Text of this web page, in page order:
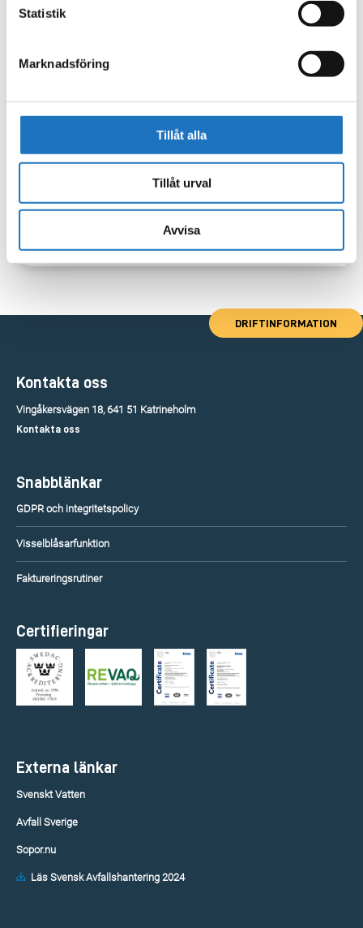
Statistik
Marknadsföring
Tillåt alla
Tillåt urval
Avvisa
DRIFTINFORMATION
Kontakta oss
Vingåkersvägen 18, 641 51 Katrineholm
Kontakta oss
Snabblänkar
GDPR och integritetspolicy
Visselblåsarfunktion
Faktureringsrutiner
Certifieringar
Externa länkar
Svenskt Vatten
Avfall Sverige
Sopor.nu
Läs Svensk Avfallshantering 2024